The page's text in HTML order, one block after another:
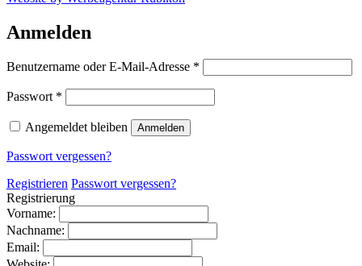
Anmelden
Benutzername oder E-Mail-Adresse *
Passwort *
Angemeldet bleiben Anmelden
Passwort vergessen?
Registrieren Passwort vergessen?
Registrierung
Vorname:
Nachname:
Email: